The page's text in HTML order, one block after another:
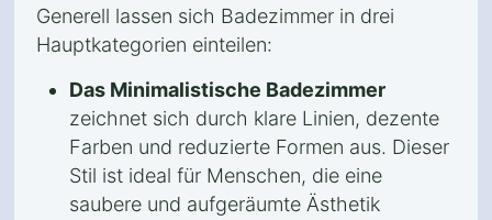
Generell lassen sich Badezimmer in drei
Hauptkategorien einteilen:
Das Minimalistische Badezimmer
zeichnet sich durch klare Linien, dezente
Farben und reduzierte Formen aus. Dieser
Stil ist ideal für Menschen, die eine
saubere und aufgeräumte Ästhetik